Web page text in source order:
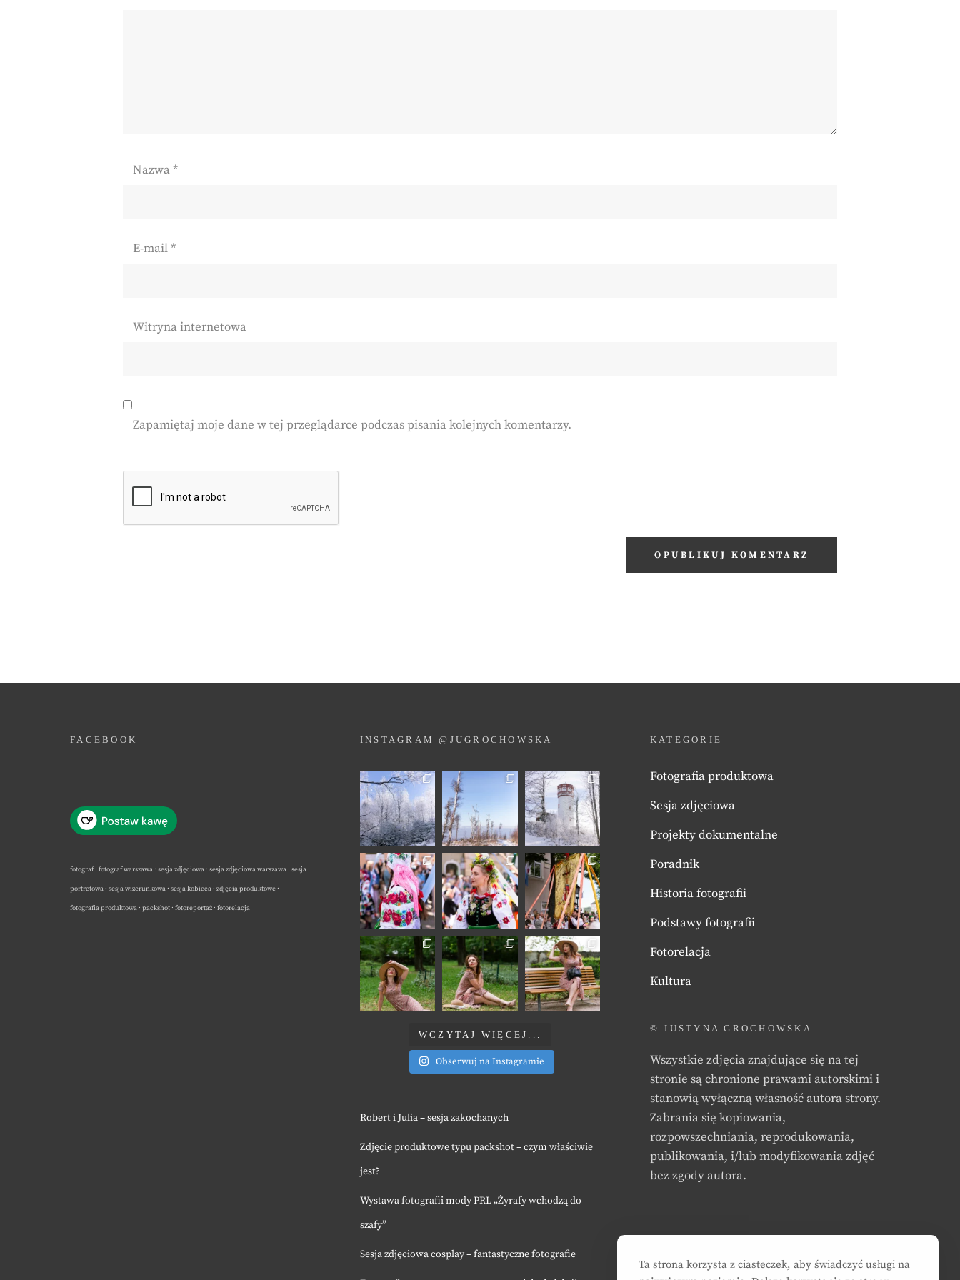
Nazwa*
E-mail*
Witryna internetowa
Zapamiętaj moje dane w tej przeglądarce podczas pisania kolejnych komentarzy.
FACEBOOK
fotograf · fotograf warszawa · sesja zdjęciowa · sesja zdjęciowa warszawa · sesja
portretowa · sesja wizerunkowa · sesja kobieca · zdjęcia produktowe ·
fotografia produktowa · packshot · fotoreportaż · fotorelacja
INSTAGRAM @JUGROCHOWSKA
WCZYTAJ WIĘCEJ...
Obserwuj na Instagramie
Robert i Julia – sesja zakochanych
Zdjęcie produktowe typu packshot – czym właściwie
jest?
Wystawa fotografii mody PRL „Żyrafy wchodzą do
szafy”
Sesja zdjęciowa cosplay – fantastyczne fotografie
KATEGORIE
Fotografia produktowa
Sesja zdjęciowa
Projekty dokumentalne
Poradnik
Historia fotografii
Podstawy fotografii
Fotorelacja
Kultura
© JUSTYNA GROCHOWSKA
Wszystkie zdjęcia znajdujące się na tej
stronie są chronione prawami autorskimi i
stanowią wyłączną własność autora strony.
Zabrania się kopiowania,
rozpowszechniania, reprodukowania,
publikowania, i/lub modyfikowania zdjęć
bez zgody autora.
Ta strona korzysta z ciasteczek, aby świadczyć usługi na